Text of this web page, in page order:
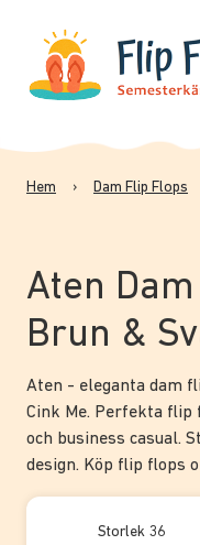
Hem › Dam Flip Flops
Aten
Brun &
Aten - eleganta dam
Cink Me. Perfekta
och business casual.
design. Köp flip flops
Storlek 36